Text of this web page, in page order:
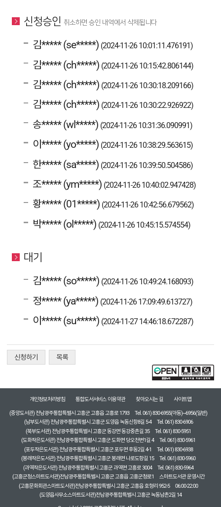
신청승인 취소하면 승인 내역에서 삭제됩니다
김***** (se*****) (2024-11-26 10:01:11.476191)
김***** (ch*****) (2024-11-26 10:15:42.806144)
김***** (ch*****) (2024-11-26 10:30:18.209166)
김***** (ch*****) (2024-11-26 10:30:22.926922)
송***** (wl*****) (2024-11-26 10:31:36.090991)
이***** (yo*****) (2024-11-26 10:38:29.563615)
한***** (sa*****) (2024-11-26 10:39:50.504586)
조***** (ym*****) (2024-11-26 10:40:02.947428)
황***** (01*****) (2024-11-26 10:42:56.679562)
박***** (ol*****) (2024-11-26 10:45:15.574554)
대기
김***** (so*****) (2024-11-26 10:49:24.168093)
정***** (ya*****) (2024-11-26 17:09:49.613727)
이***** (su*****) (2024-11-27 14:46:18.672287)
신청하기 목록
개인정보처리방침 통합도서서비스 이용약관 찾아오시는 길 사이트맵
(중앙도서관) 전남광주통합특별시 고흥군 고흥읍 고흥로 1793
Tel. 061) 830-6955(아동)~6956(일반)
(남부도서관) 전남광주통합특별시 고흥군 도양읍 녹동신항8길 5-4
Tel. 061) 830-6906
(북부도서관) 전남광주통합특별시 고흥군 동강면 동강중촌길 35
Tel. 061) 830-5951
(도화작은도서관) 전남광주통합특별시 고흥군 도화면 당오천변1길 4
Tel. 061) 830-5961
(포두작은도서관) 전남광주통합특별시 고흥군 포두면 후동2길 4-1
Tel. 061) 830-6938
(봉래작은도서관) 전남광주통합특별시 고흥군 봉래면 나로도항길 15
Tel. 061) 830-5960
(과역작은도서관) 전남광주통합특별시 고흥군 과역면 고흥로 3004
Tel. 061) 830-5964
(고흥군청스마트도서관)전남광주통합특별시 고흥군 고흥읍 고흥군청로1
스마트도서관 운영시간
(고흥문화회관스마트도서관)전남광주통합특별시 고흥군 고흥읍 호형리 952-5
06:00-22:00
(도양읍사무소스마트도서관)전남광주통합특별시 고흥군 녹동남촌2길 14